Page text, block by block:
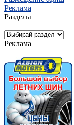
Реклама
Разделы
Реклама